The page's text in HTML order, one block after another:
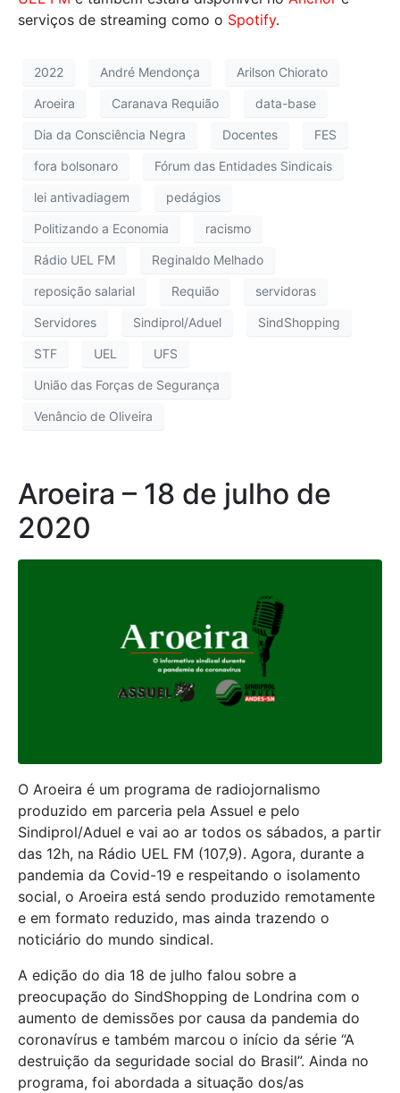
serviços de streaming como o Spotify.
2022 André Mendonça Arilson Chiorato
Aroeira Caranava Requião data-base
Dia da Consciência Negra Docentes FES
fora bolsonaro Fórum das Entidades Sindicais
lei antivadiagem pedágios
Politizando a Economia racismo
Rádio UEL FM Reginaldo Melhado
reposição salarial Requião servidoras
Servidores Sindiprol/Aduel SindShopping
STF UEL UFS
União das Forças de Segurança
Venâncio de Oliveira
Aroeira – 18 de julho de
2020
O Aroeira é um programa de radiojornalismo
produzido em parceria pela Assuel e pelo
Sindiprol/Aduel e vai ao ar todos os sábados, a partir
das 12h, na Rádio UEL FM (107,9). Agora, durante a
pandemia da Covid-19 e respeitando o isolamento
social, o Aroeira está sendo produzido remotamente
e em formato reduzido, mas ainda trazendo o
noticiário do mundo sindical.
A edição do dia 18 de julho falou sobre a
preocupação do SindShopping de Londrina com o
aumento de demissões por causa da pandemia do
coronavírus e também marcou o início da série “A
destruição da seguridade social do Brasil”. Ainda no
programa, foi abordada a situação dos/as